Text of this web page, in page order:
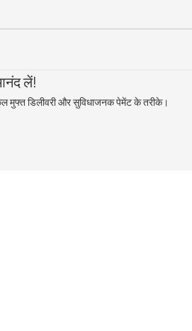
लें!
मुफ्त डिलीवरी और सुविधाजनक पेमेंट के तरीके।